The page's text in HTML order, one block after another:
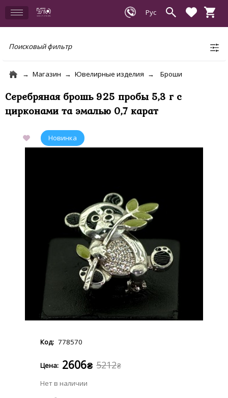
Поисковый фильтр
Магазин Ювелирные изделия Броши
Серебряная брошь 925 пробы 5,3 г с
цирконами та эмалью 0,7 карат
778570
5212₴
2606₴